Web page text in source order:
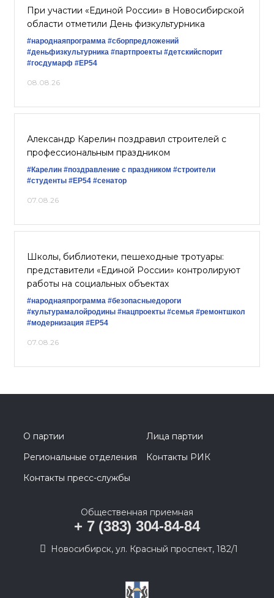
При участии «Единой России» в Новосибирской
области отметили День физкультурника
#народнаяпрограмма #сборпредложений
#деньфизкультурника #партпроекты #детскийспорит
#госдумарф #ЕР54
08.08.26
Александр Карелин поздравил строителей с
профессиональным праздником
#Карелин #поздравление с праздником #строители
#студенты #ЕР54 #сенатор
07.08.26
Школы, библиотеки, пешеходные тротуары:
представители «Единой России» контролируют
работы на социальных объектах
#народнаяпрограмма #безопасныедороги
#культурамалойродины #нацпроекты #семья #ремонтшкол
#модернизация #ЕР54
07.08.26
О партии
Лица партии
Региональные отделения
Контакты РИК
Контакты пресс-службы
Общественная приемная
+ 7 (383) 304-84-84
Новосибирск, ул. Красный проспект, 182/1